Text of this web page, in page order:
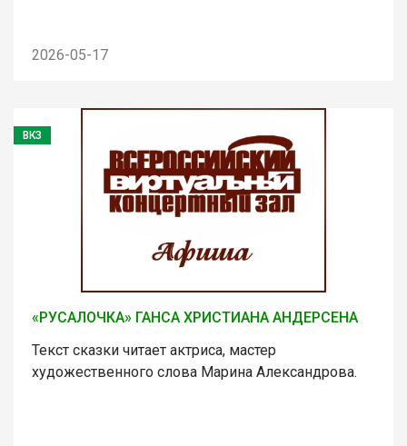
2026-05-17
ВКЗ
«РУСАЛОЧКА» ГАНСА ХРИСТИАНА АНДЕРСЕНА
Текст сказки читает актриса, мастер
художественного слова Марина Александрова.